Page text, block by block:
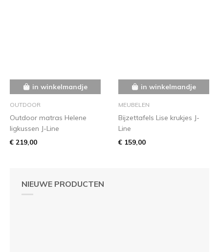
NIEUWE PRODUCTEN
in winkelmandje
OUTDOOR
Outdoor matras Helene
ligkussen J-Line
€ 219,00
in winkelmandje
MEUBELEN
Bijzettafels Lise krukjes J-
Line
€ 159,00